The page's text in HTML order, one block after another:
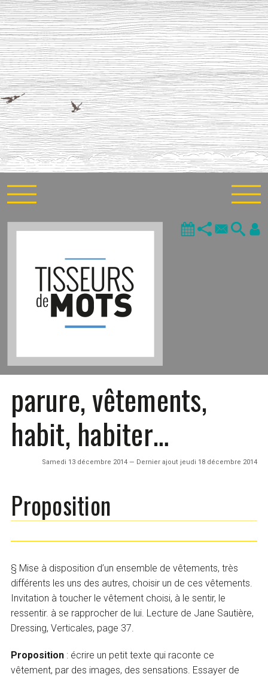
parure, vêtements,
habit, habiter…
Samedi 13 décembre 2014 — Dernier ajout jeudi 18 décembre 2014
Proposition
§ Mise à disposition d’un ensemble de vêtements, très
différents les uns des autres, choisir un de ces vêtements.
Invitation à toucher le vêtement choisi, à le sentir, le
ressentir. à se rapprocher de lui. Lecture de Jane Sautière,
Dressing, Verticales, page 37.
Proposition : écrire un petit texte qui raconte ce
vêtement, par des images, des sensations. Essayer de